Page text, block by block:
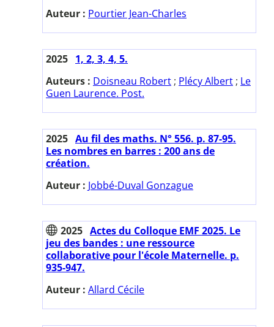
Auteur : Pourtier Jean-Charles
2025 1, 2, 3, 4, 5.
Auteurs : Doisneau Robert ; Plécy Albert ; Le
Guen Laurence. Post.
2025 Au fil des maths. N° 556. p. 87-95.
Les nombres en barres : 200 ans de
création.
Auteur : Jobbé-Duval Gonzague
2025 Actes du Colloque EMF 2025. Le
jeu des bandes : une ressource
collaborative pour l'école Maternelle. p.
935-947.
Auteur : Allard Cécile